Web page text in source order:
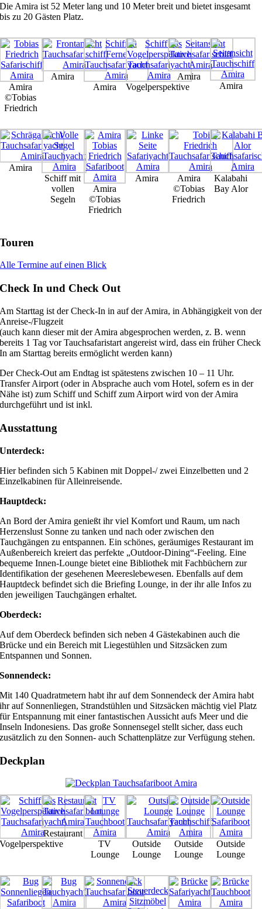
Die Amira ist 52 Meter lang und 10 Meter breit und bietet insgesamt
bis zu 20 Gästen Platz.
Amira
©Tobias
Friedrich
Amira
Amira
Vogelperspektive
Amira
Amira
Amira
Schiff mit
vollen
Segeln
Amira
©Tobias
Friedrich
Amira
Amira
©Tobias
Friedrich
Kalabahi
Bay Alor
Touren
Alle Termine auf einen Blick
Check In und Check Out
Am Starttag ist der Check-In in auf der Amira, in Abhängigkeit von der
Anreise-/Flugzeit
(auch kann dieser mit der Amira abgesprochen werden, z. B. wenn
bereits 1 Tag vor Tauchsafaristart angereist wird, dass ein früher Check
In am Starttag bereits ermöglicht werden kann)
Der Check-Out am Endtag ist spätestens zwischen 10 – 11 Uhr.
Transfer Airport (oder in Absprache auch vom Hotel, sofern es in der
Nähe ist) zum Schiff und Schiff zum Airport wird von der Amira
durchgeführt und ist inkl.
Ausstattung
Unterdeck:
Hier befinden sich 5 Kabinen mit Doppel-/ zwei Einzelbetten und 2
Einzelkabinen für Alleinreisende.
Hauptdeck:
An Bord der Amira genießt ihr viel Komfort und Raum, um nach
Herzenslust Sonne zu tanken und nach oder zwischen den
Tauchgängen zu entspannen. Ein schönes, geräumiges Restaurant im
Außenbereich kreiert das perfekte „Outdoor-Dining“-Feeling. Eine
bequeme Innen-Lounge bietet eine Bibliothek mit Fachbüchern zur
Identifikation der gesehenen Meereslebewesen. Ebenfalls auf dem
Hauptdeck befindet sich die Briefing Lounge, in der ihr alle Infos zu
den jeweiligen Tauchgängen erhaltet.
Oberdeck:
Auf dem Oberdeck befinden sich neben 4 Gästekabinen auch die
Brücke und ein Bereich mit Liegestühlen und Sitzsäcken zum
Entspannen und Sonnen.
Sonnendeck:
Mit 140 Quadratmetern habt ihr auf dem Sonnendeck der Amira habt
ihr auf Sonnenliegen, Strandstühlen und Sitzsäcken mächtig viel Platz
für Entspannung mit einer fantastischen Aussicht aufs Meer und die
Inseln Indonesiens. Das große Sonnensegel stellt sicher, dass euch
zusätzlich zu den Sonnen- auch Schattenplätze zur Verfügung stehen.
Deckplan
Vogelperspektive
Restaurant
TV
Lounge
Outside
Lounge
Outside
Lounge
Outside
Lounge